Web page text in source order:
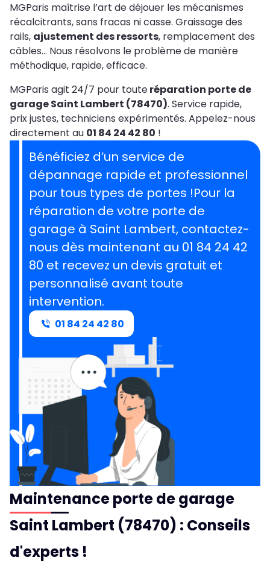
MGParis maîtrise l’art de déjouer les mécanismes
récalcitrants, sans fracas ni casse. Graissage des
rails, ajustement des ressorts, remplacement des
câbles… Nous résolvons le problème de manière
méthodique, rapide, efficace.
MGParis agit 24/7 pour touteréparation porte de
garage Saint Lambert (78470). Service rapide,
prix justes, techniciens expérimentés. Appelez-nous
directement au 01 84 24 42 80 !
Bénéficiez d’un service de
dépannage rapide et professionnel
pour tous types de portes !Pour la
réparation de votre porte de
garage à Saint Lambert, contactez-
nous dès maintenant au 01 84 24 42
80 et recevez un devis gratuit et
personnalisé avant toute
intervention.
01 84 24 42 80
Maintenance porte de garage
Saint Lambert (78470) : Conseils
d'experts !